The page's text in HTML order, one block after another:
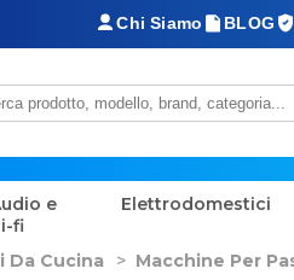
Chi Siamo BLOG
e
fi
Elettrodomestici
Cucina > Macchine Per